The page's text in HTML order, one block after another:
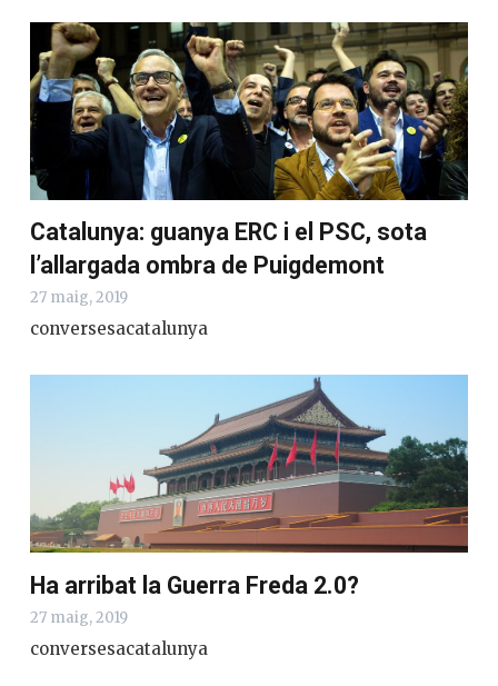
Catalunya: guanya ERC i el PSC, sota
l’allargada ombra de Puigdemont
27 maig, 2019
conversesacatalunya
Ha arribat la Guerra Freda 2.0?
27 maig, 2019
conversesacatalunya